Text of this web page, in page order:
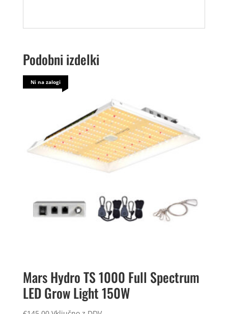
Podobni izdelki
Ni na zalogi
Mars Hydro TS 1000 Full Spectrum
LED Grow Light 150W